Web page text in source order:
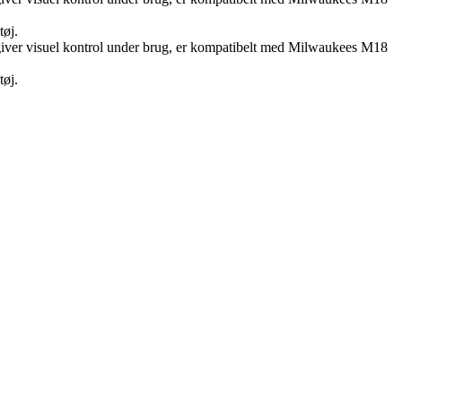
visuel kontrol under brug, er kompatibelt med Milwaukees M18